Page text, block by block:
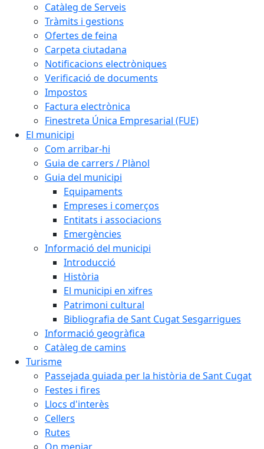
Catàleg de Serveis
Tràmits i gestions
Ofertes de feina
Carpeta ciutadana
Notificacions electròniques
Verificació de documents
Impostos
Factura electrònica
Finestreta Única Empresarial (FUE)
El municipi
Com arribar-hi
Guia de carrers / Plànol
Guia del municipi
Equipaments
Empreses i comerços
Entitats i associacions
Emergències
Informació del municipi
Introducció
Història
El municipi en xifres
Patrimoni cultural
Bibliografia de Sant Cugat Sesgarrigues
Informació geogràfica
Catàleg de camins
Turisme
Passejada guiada per la història de Sant Cugat
Festes i fires
Llocs d'interès
Cellers
Rutes